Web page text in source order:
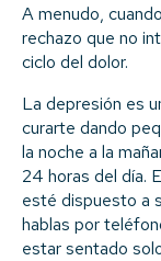
A menudo,
rechazo que no
ciclo del dolor.
La depresión es
curarte dando
la noche a la
24 horas del día.
esté dispuesto a
hablas por
estar sentado